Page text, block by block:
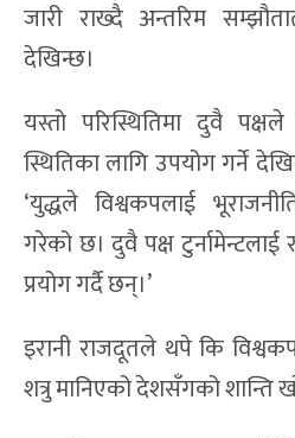
जारी राख्दै अन्तरिम
देखिन्छ।
यस्तो परिस्थितिमा दुवै
स्थितिका लागि उपयोग गर्ने
‘युद्धले विश्वकपलाई
गरेको छ। दुवै पक्ष
प्रयोग गर्दै छन्।’
इरानी राजदूतले थपे कि
शत्रु मानिएको देशसँगको शान्ति